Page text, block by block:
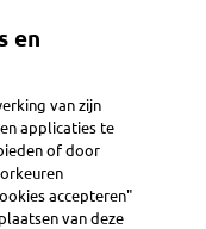
en
van zijn
applicaties te
of door
accepteren"
van deze